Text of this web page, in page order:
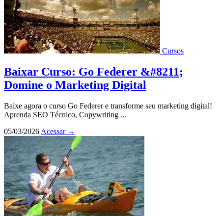
Cursos
Baixar Curso: Go Federer &#8211;
Domine o Marketing Digital
Baixe agora o curso Go Federer e transforme seu marketing digital!
Aprenda SEO Técnico, Copywriting ...
05/03/2026 Acessar →